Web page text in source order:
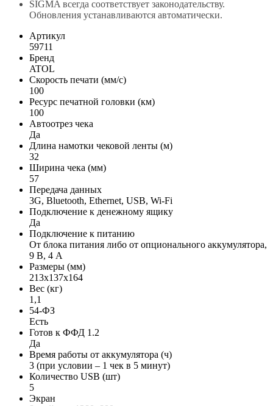
SIGMA всегда соответствует законодательству.
Обновления устанавливаются автоматически.
Артикул
59711
Бренд
ATOL
Скорость печати (мм/с)
100
Ресурс печатной головки (км)
100
Автоотрез чека
Да
Длина намотки чековой ленты (м)
32
Ширина чека (мм)
57
Передача данных
3G, Bluetooth, Ethernet, USB, Wi-Fi
Подключение к денежному ящику
Да
Подключение к питанию
От блока питания либо от опционального аккумулятора,
9 В, 4 А
Размеры (мм)
213х137х164
Вес (кг)
1,1
54-ФЗ
Есть
Готов к ФФД 1.2
Да
Время работы от аккумулятора (ч)
3 (при условии – 1 чек в 5 минут)
Количество USB (шт)
5
Экран